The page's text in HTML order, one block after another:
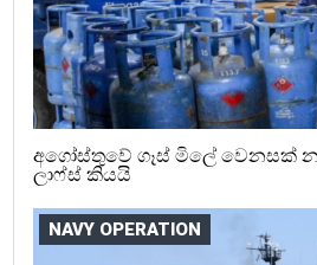
අගෝස්තුවේ ගෑස් මිලේ වෙනසක්
ලාෆ්ස් කියයි
NAVY OPERATION